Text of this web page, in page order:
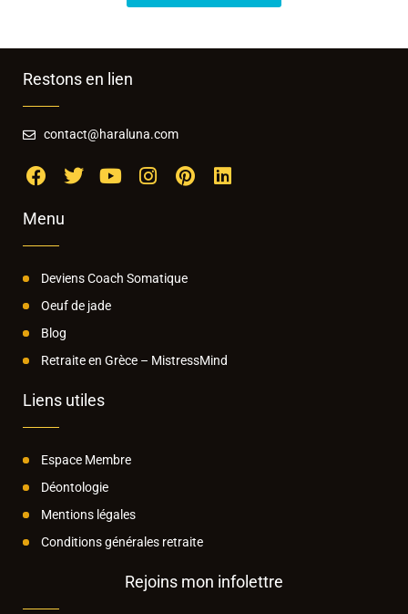
Restons en lien
contact@haraluna.com
Menu
Deviens Coach Somatique
Oeuf de jade
Blog
Retraite en Grèce – MistressMind
Liens utiles
Espace Membre
Déontologie
Mentions légales
Conditions générales retraite
Rejoins mon infolettre